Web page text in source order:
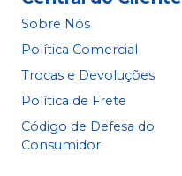
Sobre Nós
Política Comercial
Trocas e Devoluções
Política de Frete
Código de Defesa do
Consumidor